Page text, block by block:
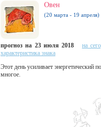
Овен
(20 марта - 19 апреля)
прогноз на 23 июля 2018
на
характеристика знака
Этот день усиливает энергетический
многое.